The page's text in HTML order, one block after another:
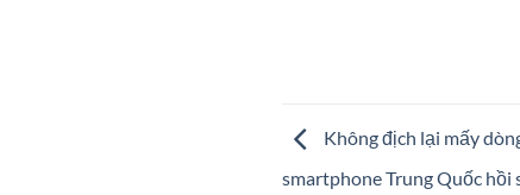
Không địch lại mấy
smartphone Trung Quốc hồi